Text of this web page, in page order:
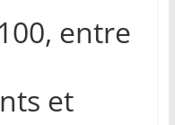
entre
et